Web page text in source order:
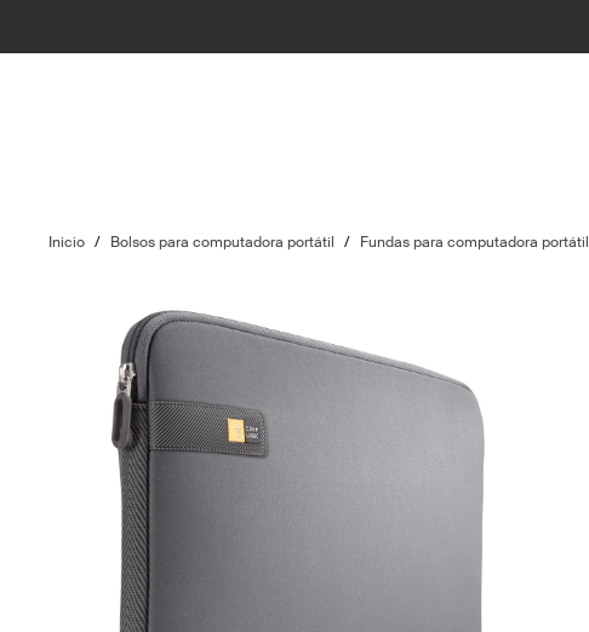
Inicio / Bolsos para computadora portátil / Fundas para computadora portátil